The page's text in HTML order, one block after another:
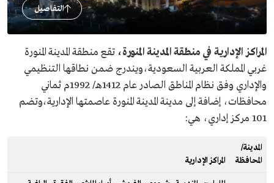
التفاصيل
المراكز الإدارية في منطقة المدينة المنورة، تقع منطقة المدينة المنورة
غربي المملكة العربية السعودية،ويندرج ضمن نطاقها التنظيمي
والإداري وفق نظام المناطق الصادر عام 1412هـ/ 1992م ثماني
محافظات، إضافة إلى مدينة المدينة المنورة عاصمتها الإدارية،وتضم
101 مركز إداري، هي:
المدينة/
المحافظة
المراكز الإدارية